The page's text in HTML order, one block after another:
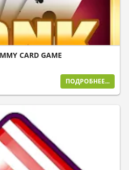
CARD GAME
ПОДРОБНЕЕ...